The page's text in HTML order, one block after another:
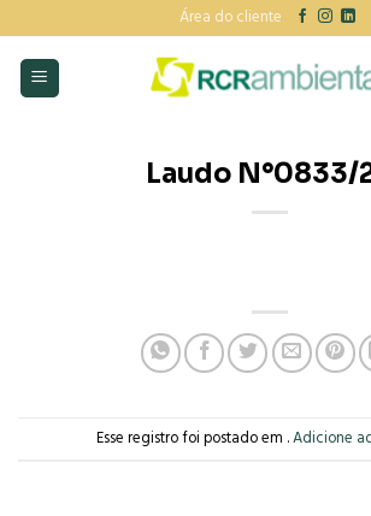
to
content
Área do cliente
Laudo N°0833/
Esse registro foi postado em .Adicione